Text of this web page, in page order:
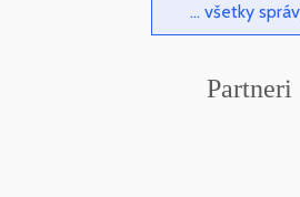
... všetky
Partneri